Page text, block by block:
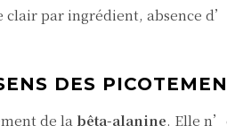
clair par ingrédient, absence
DES
de la bêta-alanine. Elle